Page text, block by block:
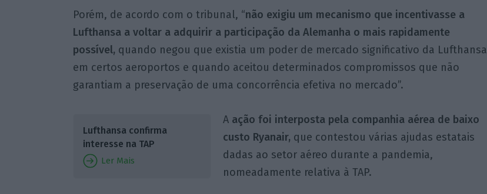
Porém, de acordo com o tribunal, “não exigiu um mecanismo que incentivasse a
Lufthansa a voltar a adquirir a participação da Alemanha o mais rapidamente
possível, quando negou que existia um poder de mercado significativo da Lufthansa
em certos aeroportos e quando aceitou determinados compromissos que não
garantiam a preservação de uma concorrência efetiva no mercado”.
Lufthansa confirma
interesse na TAP
Ler Mais
Aação foi interposta pela companhia aérea de baixo
custo Ryanair, que contestou várias ajudas estatais
dadas ao setor aéreo durante a pandemia,
nomeadamente relativa à TAP.